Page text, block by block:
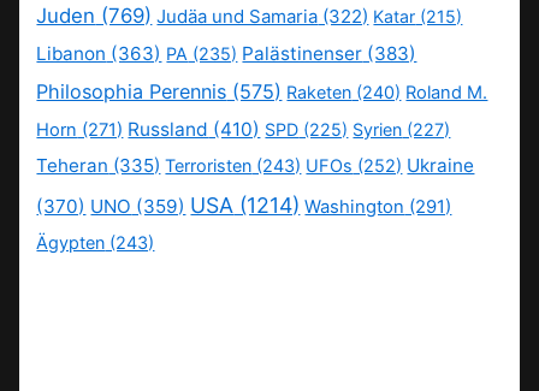
Juden (769) Judäa und Samaria (322) Katar (215)
Libanon (363) PA (235) Palästinenser (383)
Philosophia Perennis (575) Raketen (240) Roland M.
Horn (271) Russland (410) SPD (225) Syrien (227)
Teheran (335) Terroristen (243) UFOs (252) Ukraine
(370) UNO (359) USA (1214) Washington (291)
Ägypten (243)